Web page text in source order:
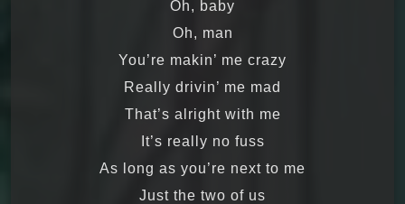
Oh, baby
Oh, man
You’re makin’ me crazy
Really drivin’ me mad
That’s alright with me
It’s really no fuss
As long as you’re next to me
Just the two of us